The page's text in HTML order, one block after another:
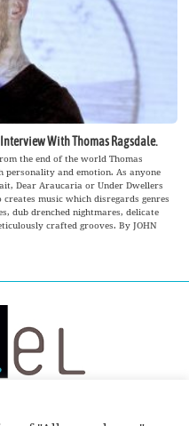
With Thomas Ragsdale.
the end of the world Thomas
and emotion. As anyone
Dear Araucaria or Under Dwellers
music which disregards genres
dub drenched nightmares, delicate
crafted grooves. By JOHN